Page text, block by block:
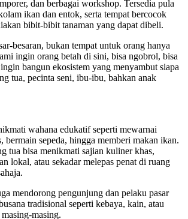
dan berbagai workshop. Tersedia pula
ikan dan entok, serta tempat bercocok
bibit-bibit tanaman yang dapat dibeli.
besaran, bukan tempat untuk orang hanya
ingin orang betah di sini, bisa ngobrol, bisa
bangun ekosistem yang menyambut siapa
tua, pecinta seni, ibu-ibu, bahkan anak
wahana edukatif seperti mewarnai
bermain sepeda, hingga memberi makan ikan.
tua bisa menikmati sajian kuliner khas,
lokal, atau sekadar melepas penat di ruang
mendorong pengunjung dan pelaku pasar
tradisional seperti kebaya, kain, atau
masing.